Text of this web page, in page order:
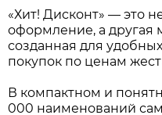
«Хит! Дисконт» — это
оформление, а другая
созданная для
покупок по ценам
В компактном и
000 наименований